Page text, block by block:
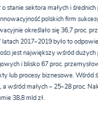
stanie sektora małych i
polskich firm
określało się 36,7 proc.
2017–2019 było to
jest największy wśród dużych
i blisko 67 proc.
lub procesy biznesowe. Wśród
wśród małych – 25–28 proc.
38,8 mld zł.